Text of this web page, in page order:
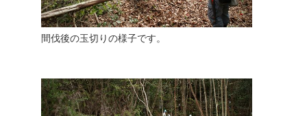
間伐後の玉切りの様子です。